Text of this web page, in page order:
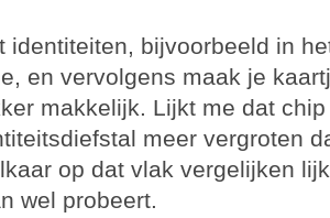
identiteiten, bijvoorbeeld in
en vervolgens maak je
makkelijk. Lijkt me dat
meer vergroten
op dat vlak vergelijken
wel probeert.